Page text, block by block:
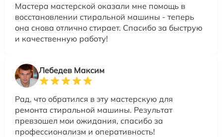
Мастера мастерской оказали мне помощь в
восстановлении стиральной машины - теперь
она снова отлично стирает. Спасибо за быструю
и качественную работу!
Лебедев Максим
Рад, что обратился в эту мастерскую для
ремонта стиральной машины. Результат
превзошел мои ожидания, спасибо за
профессионализм и оперативность!